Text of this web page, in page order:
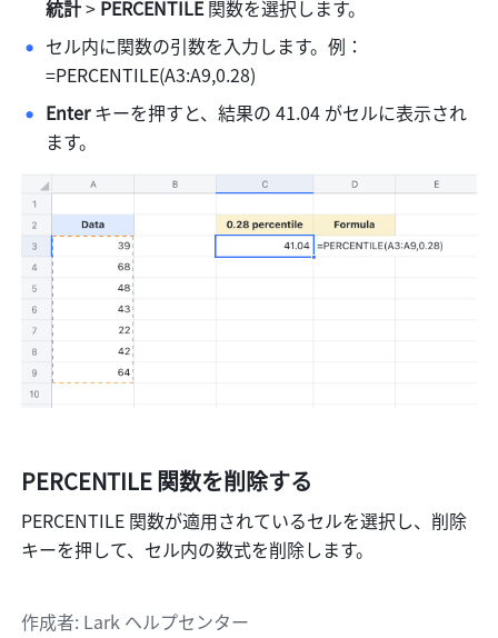
統計 > PERCENTILE 関数を選択します。
セル内に関数の引数を入力します。例：
=PERCENTILE(A3:A9,0.28)
Enter キーを押すと、結果の 41.04 がセルに表示され
ます。
PERCENTILE 関数を削除する
PERCENTILE 関数が適用されているセルを選択し、削除
キーを押して、セル内の数式を削除します。
作成者: Lark ヘルプセンター